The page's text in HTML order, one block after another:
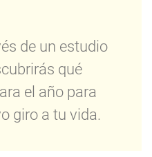
de un estudio
qué
el año para
giro a tu vida.